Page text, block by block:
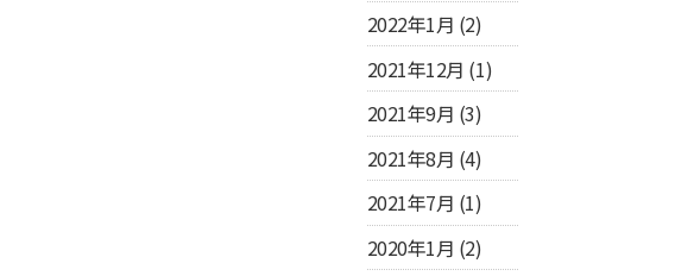
2022年1月 (2)
2021年12月 (1)
2021年9月 (3)
2021年8月 (4)
2021年7月 (1)
2020年1月 (2)